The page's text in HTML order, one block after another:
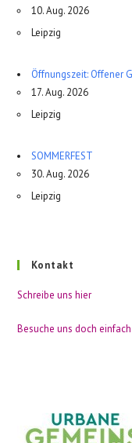
10. Aug. 2026
Leipzig
Öffnungszeit: Offener
17. Aug. 2026
Leipzig
SOMMERFEST
30. Aug. 2026
Leipzig
Kontakt
Schreibe uns hier
Besuche uns doch